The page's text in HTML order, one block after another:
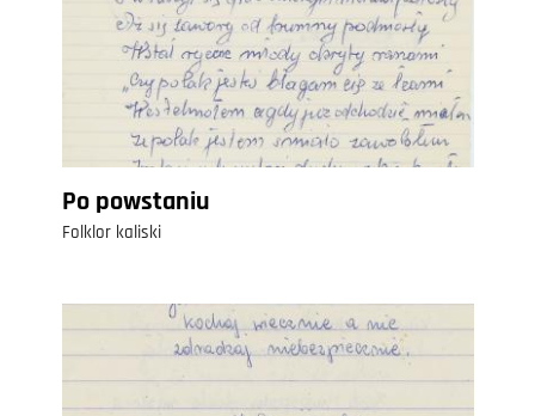
Po powstaniu
Folklor kaliski